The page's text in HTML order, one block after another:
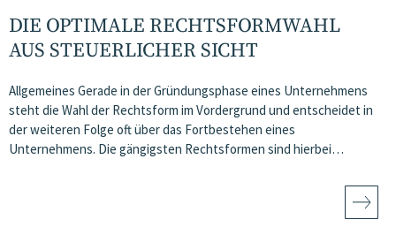
DIE OPTIMALE RECHTSFORMWAHL
AUS STEUERLICHER SICHT
Allgemeines Gerade in der Gründungsphase eines Unternehmens
steht die Wahl der Rechtsform im Vordergrund und entscheidet in
der weiteren Folge oft über das Fortbestehen eines
Unternehmens. Die gängigsten Rechtsformen sind hierbei…